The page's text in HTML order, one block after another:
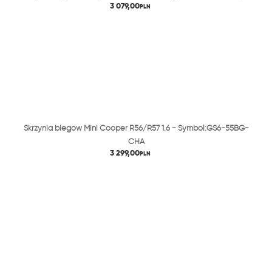
3 079,00PLN
Skrzynia biegów Mini Cooper R56/R57 1.6 - Symbol:GS6-55BG-
CHA
3 299,00PLN